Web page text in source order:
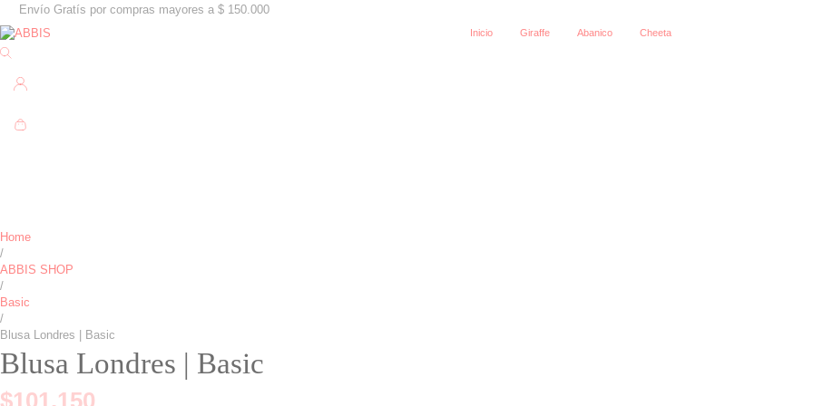
Envío Gratís por compras mayores a $ 150.000
Inicio Giraffe Abanico Cheeta
Home
/
ABBIS SHOP
/
Basic
/
Blusa Londres | Basic
Blusa Londres | Basic